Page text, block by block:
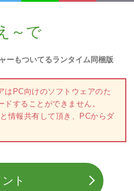
～で
ーもついてるランタイム同梱版
はPC向けのソフトウェアのた
することができません。
情報共有して頂き、PCからダ
ト